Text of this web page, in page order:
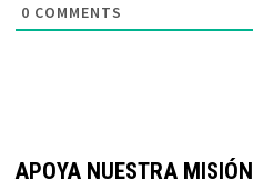
0 COMMENTS
APOYA NUESTRA MISIÓN